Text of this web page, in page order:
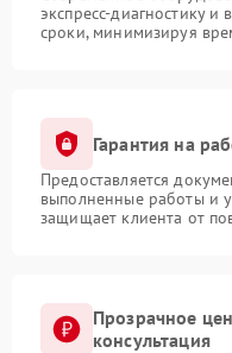
экспресс-диагностику и
сроки, минимизируя
Гарантия на
Предоставляется
выполненные работы и
защищает клиента от
Прозрачное
консультация